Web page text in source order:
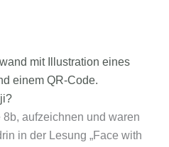
aufzeichnen und waren
in der Lesung „Face with